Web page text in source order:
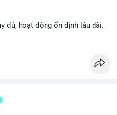
đủ, hoạt động ổn định lâu dài.
tin.
ưu đãi tốt nhất!